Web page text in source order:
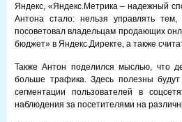
Яндекс, «Яндекс.Метрика – надежный
Антона стало: нельзя управлять
посоветовал владельцам продающих
бюджет» в Яндекс.Директе, а также
Также Антон поделился мыслью, что
больше трафика. Здесь полезны
сегментации пользователей в
наблюдения за посетителями на